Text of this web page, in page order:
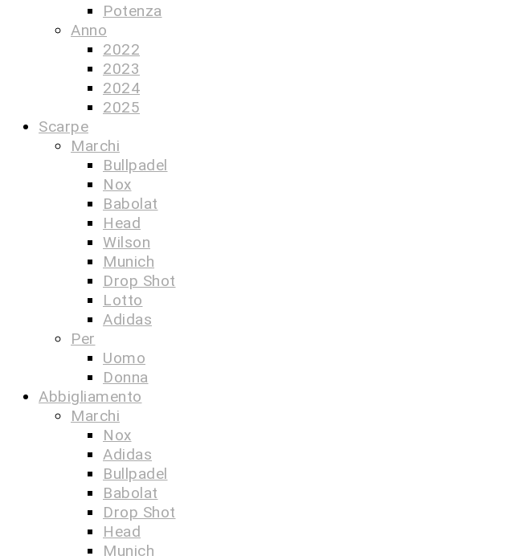
Potenza
Anno
2022
2023
2024
2025
Scarpe
Marchi
Bullpadel
Nox
Babolat
Head
Wilson
Munich
Drop Shot
Lotto
Adidas
Per
Uomo
Donna
Abbigliamento
Marchi
Nox
Adidas
Bullpadel
Babolat
Drop Shot
Head
Munich